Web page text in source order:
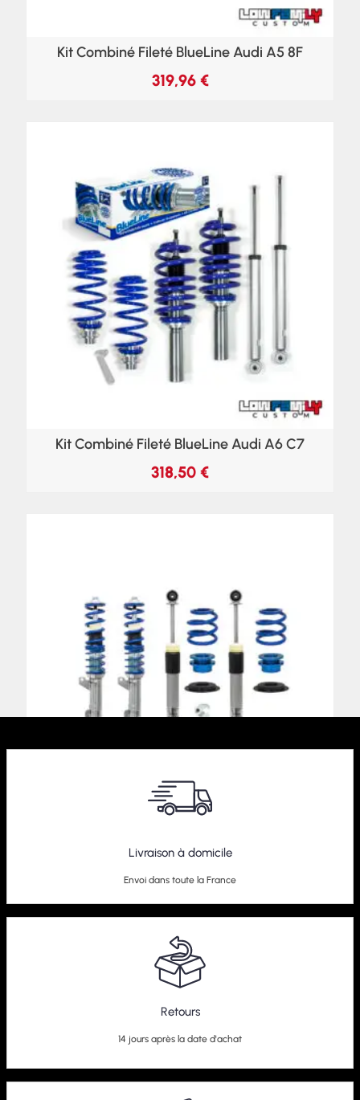
Kit Combiné Fileté BlueLine Audi A5 8F
319,96 €
Kit Combiné Fileté BlueLine Audi A6 C7
318,50 €
Livraison à domicile
Envoi dans toute la France
Retours
14 jours après la date d'achat